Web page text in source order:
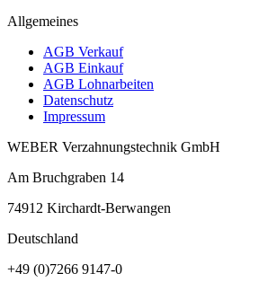
Allgemeines
AGB Verkauf
AGB Einkauf
AGB Lohnarbeiten
Datenschutz
Impressum
WEBER Verzahnungstechnik GmbH
Am Bruchgraben 14
74912 Kirchardt-Berwangen
Deutschland
+49 (0)7266 9147-0